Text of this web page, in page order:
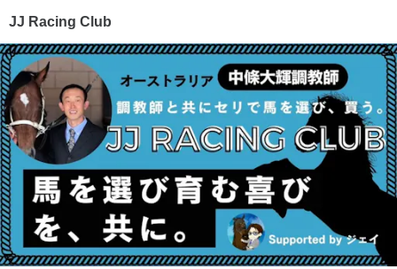
JJ Racing Club